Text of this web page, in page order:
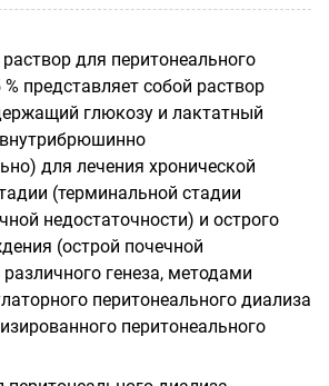
для перитонеального
представляет собой раствор
глюкозу и лактатный
для лечения хронической
(терминальной стадии
недостаточности) и острого
(острой почечной
генеза, методами
перитонеального диализа
перитонеального